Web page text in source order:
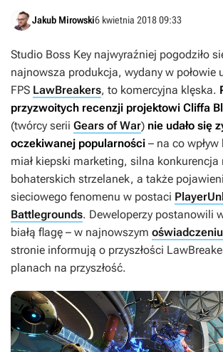
Jakub Mirowski6 kwietnia 2018 09:33
Studio Boss Key najwyraźniej pogodziło
najnowsza produkcja, wydany w połowie
FPS LawBreakers, to komercyjna klęska.
przyzwoitych recenzji projektowi Cliffa
(twórcy serii Gears of War) nie udało się
oczekiwanej popularności – na co
miał kiepski marketing, silna konkurencja
bohaterskich strzelanek, a także
sieciowego fenomenu w postaci
Battlegrounds. Deweloperzy postanowili
białą flagę – w najnowszym oświadczeniu
stronie informują o przyszłości
planach na przyszłość.